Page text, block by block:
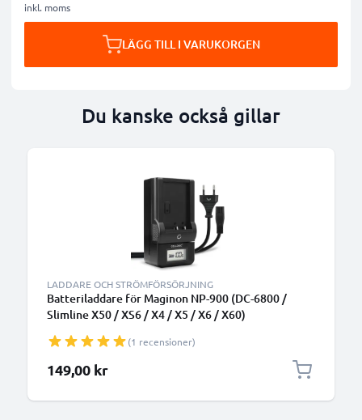
inkl. moms
LÄGG TILL I VARUKORGEN
Du kanske också gillar
LADDARE OCH STRÖMFÖRSÖRJNING
Batteriladdare för Maginon NP-900 (DC-6800 /
Slimline X50 / XS6 / X4 / X5 / X6 / X60)
(1 recensioner)
149,00 kr